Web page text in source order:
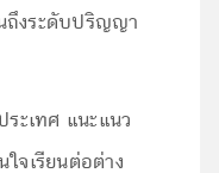
ถึงระดับปริญญา
ะเทศ แนะแนว
จเรียนต่อต่าง